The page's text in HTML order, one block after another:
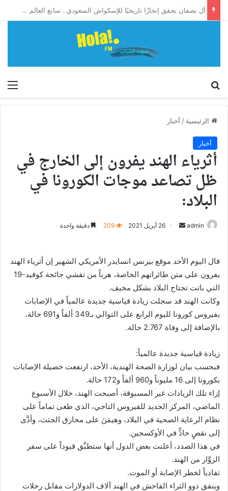
آل نصفان يحقق إنجازًا تاريخيًا للإسكواش السعودي.. سابع العالم وأول آسيوي يبلغ ربع نهائي بطولة العالم للشباب
الرئيسية / أخبار
أخبار
أثرياء الهند يفرون إلى الخارج في
ظل تصاعد موجات الكورونا في
البلاد:
admin
أرسل 26 أبريل 2021 209 دقيقة واحدة
قال اليوم الأحد موقع بيزنس انسايدر الأمريكي الشهير إن أثرياء الهند
يفرون على متن طائراتهم الخاصة، هرباً من تفشي جائحة كوفيد-19
التي باتت تجتاح البلاد بشكل مخيف.
وكانت الهند قد سجلت زيادة قياسية جديدة عالمياً في الإصابات
بفيروس كورونا لليوم الرابع على التوالي بـ349 ألفاً و691 حالة،
بالإضافة إلى وفاة 2.767 حالة.
زيادة قياسية جديدة عالمياً:
فبحسب بيان لوزارة الصحة الهندية، الأحد، ارتفعت حصيلة الإصابات
بكورونا إلى 16 مليوناً و960 ألفاً و172 حالة.
إزاء تلك الزيادات غير المسبوقة، أصبحت الهند، خلال الأسبوع
الماضي، المركز الجديد للفيروس التاجي، الذي طغى تماماً على
نظام الرعاية الصحية في البلاد، وهيمَنَ على محارق الجثث، وأدَّى
إلى نقصٍ حادٍّ في الأوكسجين.
في هذا الصدد، أعلنت بعض الدول أنها ستطبِّق قيوداً على سفر
الزوَّار من الهند.
تفادياً لخطر الإصابة أو الموت.
وينفق ذوو الثراء الفاحش في الهند آلاف الدولارات مقابل رحلات